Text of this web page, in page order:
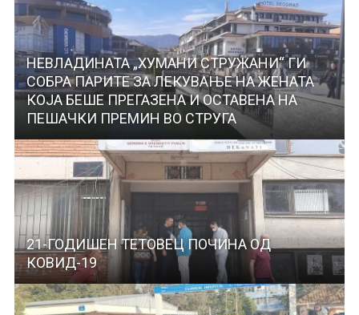
НЕВЛАДИНАТА „ХУМАНИ СТРУЖАНИ“ ГИ
СОБРА ПАРИТЕ ЗА ЛЕКУВАЊЕ НА ЖЕНАТА
КОЈА БЕШЕ ПРЕГАЗЕНА И ОСТАВЕНА НА
ПЕШАЧКИ ПРЕМИН ВО СТРУГА
21-ГОДИШЕН ТЕТОВЕЦ ПОЧИНА ОД
КОВИД-19